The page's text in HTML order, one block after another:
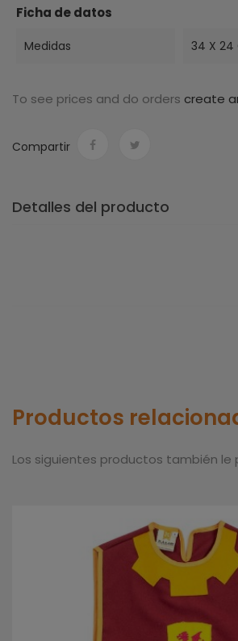
Ficha de datos
Medidas 34 X 24
To see prices and do orders create
Compartir
Detalles del producto
Productos
Los siguientes productos también le